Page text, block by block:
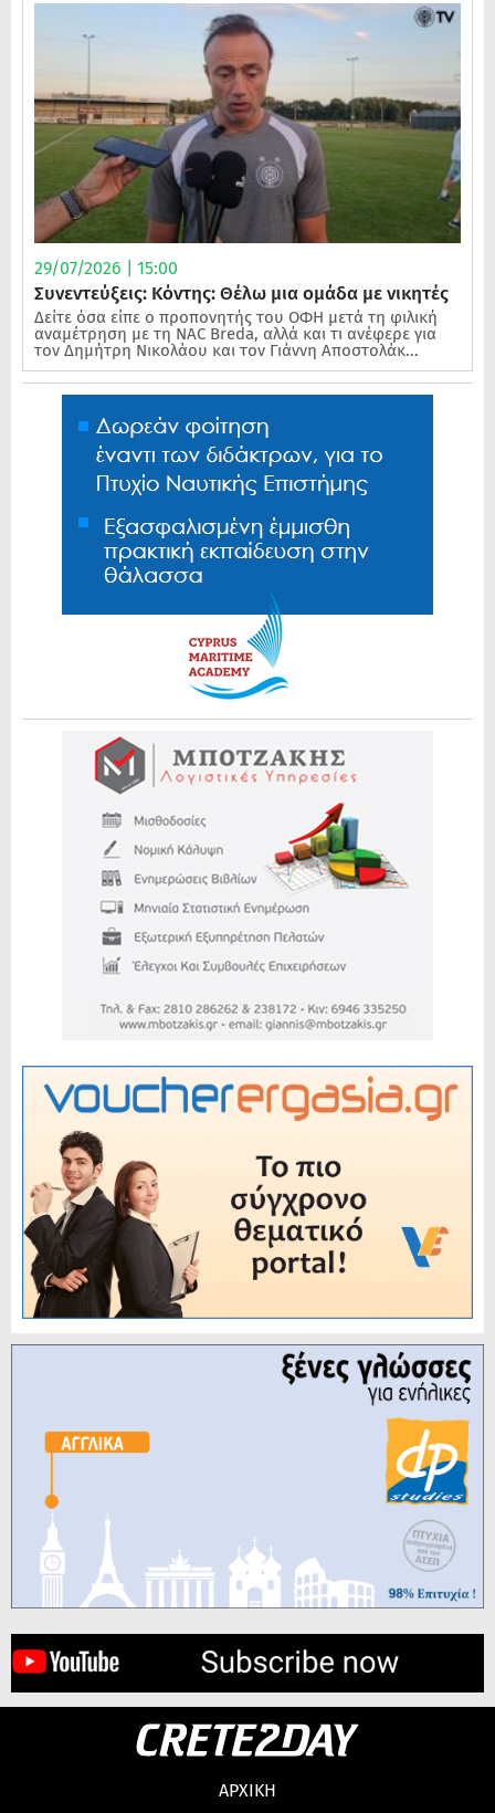
29/07/2026 | 15:00
Συνεντεύξεις: Κόντης: Θέλω μια ομάδα με νικητές
Δείτε όσα είπε ο προπονητής του ΟΦΗ μετά τη φιλική
αναμέτρηση με τη NAC Breda, αλλά και τι ανέφερε για
τον Δημήτρη Νικολάου και τον Γιάννη Αποστολάκ...
ΑΡΧΙΚΗ